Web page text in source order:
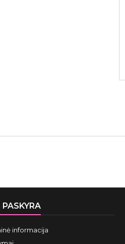
PASKYRA
informacija